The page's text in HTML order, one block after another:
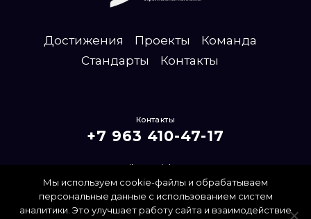
Мы используем cookie-файлы и обрабатываем
персональные данные с использованием систем
аналитики. Это улучшает работу сайта и взаимодействие
Контакты
+7 963 410-47-17
mailpon@inbox.ru
Политика конфиденциальности
Достижения Проекты
Команда
Стандарты
Контакты